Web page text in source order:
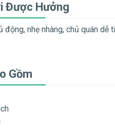
Được Hưởng
động, nhẹ nhàng, chủ quán dễ
Gồm